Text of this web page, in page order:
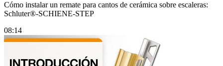
Cómo instalar un remate para cantos de cerámica sobre escaleras:
Schluter®-SCHIENE-STEP
08:14